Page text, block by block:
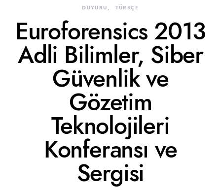
DUYURU TÜRKÇE
Euroforensics 2013
Adli Bilimler, Siber
Güvenlik ve
Gözetim
Teknolojileri
Konferansı ve
Sergisi